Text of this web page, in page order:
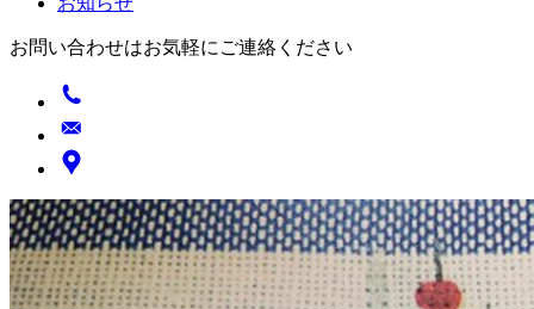
お問い合わせはお気軽にご連絡ください